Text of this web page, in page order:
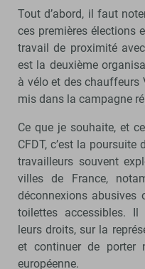
Tout d’abord, il faut
ces premières élections
travail de proximité
est la deuxième
à vélo et des chauffeurs
mis dans la campagne
Ce que je souhaite, et
CFDT, c’est la
travailleurs souvent
villes de France,
déconnexions abusives
toilettes accessibles.
leurs droits, sur la
et continuer de porter
européenne.